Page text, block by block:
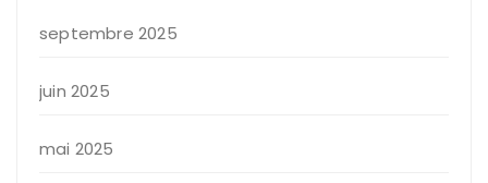
septembre 2025
juin 2025
mai 2025